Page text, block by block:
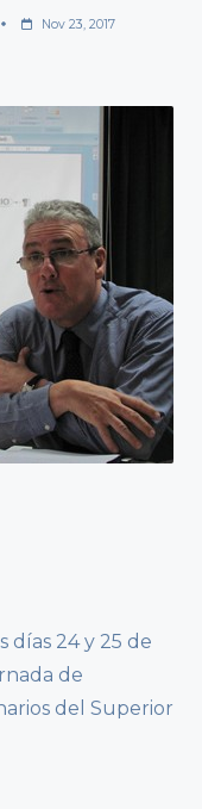
Nov 23, 2017
días 24 y 25 de
de
del Superior